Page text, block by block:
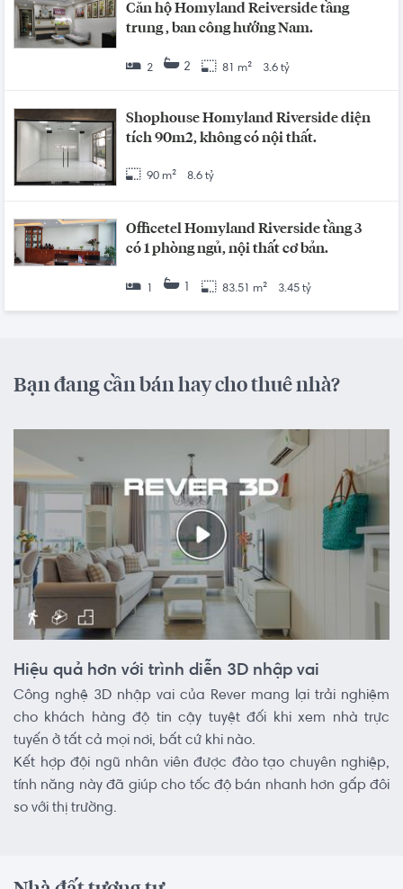
Căn hộ Homyland Reiverside tầng
trung , ban công hướng Nam.
2 2 81 m² 3.6 tỷ
Shophouse Homyland Riverside diện
tích 90m2, không có nội thất.
90 m² 8.6 tỷ
Officetel Homyland Riverside tầng 3
có 1 phòng ngủ, nội thất cơ bản.
1 83.51 m² 3.45 tỷ
Bạn đang cần bán hay cho thuê nhà?
Hiệu quả hơn với trình diễn 3D nhập vai
Công nghệ 3D nhập vai của Rever mang lại trải nghiệm
cho khách hàng độ tin cậy tuyệt đối khi xem nhà trực
tuyến ở tất cả mọi nơi, bất cứ khi nào.
Kết hợp đội ngũ nhân viên được đào tạo chuyên nghiệp,
tính năng này đã giúp cho tốc độ bán nhanh hơn gấp đôi
so với thị trường.